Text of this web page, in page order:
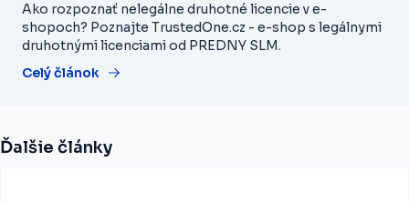
Ako rozpoznať nelegálne druhotné licencie v e-
shopoch? Poznajte TrustedOne.cz - e-shop s legálnymi
druhotnými licenciami od PREDNY SLM.
Celý článok
Ďalšie články